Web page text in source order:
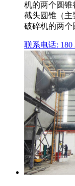
机的两个圆锥
截头圆锥（主
破碎机的两个
联系电话: 180